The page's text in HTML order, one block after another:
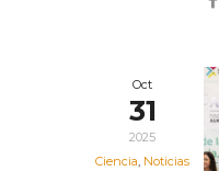
Oct
31
2025
Ciencia, Noticias